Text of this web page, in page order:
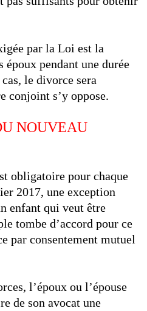
par la Loi est la
pendant une durée
le divorce sera
conjoint s’y oppose.
NOUVEAU
obligatoire pour chaque
2017, une exception
enfant qui veut être
tombe d’accord pour ce
par consentement mutuel
l’époux ou l’épouse
de son avocat une